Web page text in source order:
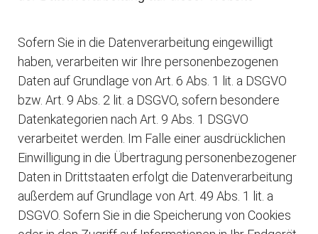
Sofern Sie in die Datenverarbeitung eingewilligt
haben, verarbeiten wir Ihre personenbezogenen
Daten auf Grundlage von Art. 6 Abs. 1 lit. a DSGVO
bzw. Art. 9 Abs. 2 lit. a DSGVO, sofern besondere
Datenkategorien nach Art. 9 Abs. 1 DSGVO
verarbeitet werden. Im Falle einer ausdrücklichen
Einwilligung in die Übertragung personenbezogener
Daten in Drittstaaten erfolgt die Datenverarbeitung
außerdem auf Grundlage von Art. 49 Abs. 1 lit. a
DSGVO. Sofern Sie in die Speicherung von Cookies